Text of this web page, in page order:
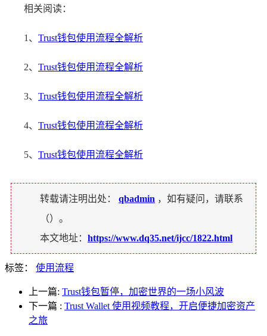
相关阅读：
1、 Trust钱包使用流程全解析
2、 Trust钱包使用流程全解析
3、 Trust钱包使用流程全解析
4、 Trust钱包使用流程全解析
5、 Trust钱包使用流程全解析
转载请注明出处： qbadmin ，如有疑问，请联系
（）。
本文地址： https://www.dq35.net/ijcc/1822.html
标签： 使用流程
上一篇: Trust钱包暂停，加密世界的一场小风波
下一篇 : Trust Wallet 使用视频教程，开启便捷加密资产
之旅